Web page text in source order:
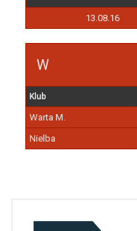
13.08.16
W
Klub
Warta M.
Nielba